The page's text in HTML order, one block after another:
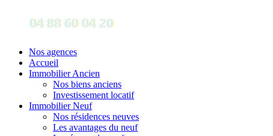
Nos agences
Accueil
Immobilier Ancien
Nos biens anciens
Investissement locatif
Immobilier Neuf
Nos résidences neuves
Les avantages du neuf